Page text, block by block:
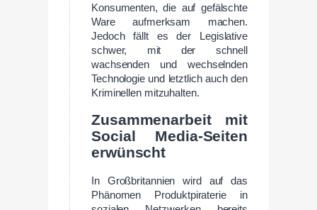
Konsumenten, die auf gefälschte
Ware aufmerksam machen.
Jedoch fällt es der Legislative
schwer, mit der schnell
wachsenden und wechselnden
Technologie und letztlich auch den
Kriminellen mitzuhalten.
Zusammenarbeit mit
Social Media-Seiten
erwünscht
In Großbritannien wird auf das
Phänomen Produktpiraterie in